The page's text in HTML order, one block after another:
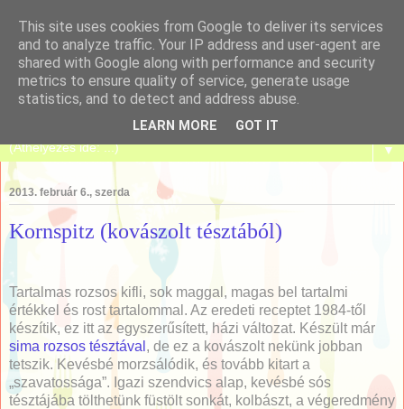
Tanulj meg sütni!
▼
2013. február 6., szerda
Kornspitz (kovászolt tésztából)
Tartalmas rozsos kifli, sok maggal, magas bel tartalmi
értékkel és rost tartalommal. Az eredeti receptet 1984-től
készítik, ez itt az egyszerűsített, házi változat. Készült már
sima rozsos tésztával , de ez a kovászolt nekünk jobban
tetszik. Kevésbé morzsálódik, és tovább kitart a
„szavatossága”. Igazi szendvics alap, kevésbé sós
tésztájába tölthetünk füstölt sonkát, kolbászt, a végeredmény
This site uses cookies from Google to deliver its services
and to analyze traffic. Your IP address and user-agent are
shared with Google along with performance and security
metrics to ensure quality of service, generate usage
statistics, and to detect and address abuse.
LEARN MORE GOT IT